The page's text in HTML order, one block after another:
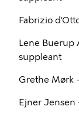
Fabrizio
Lene Buerup
suppleant
Grethe Mørk
Ejner Jensen